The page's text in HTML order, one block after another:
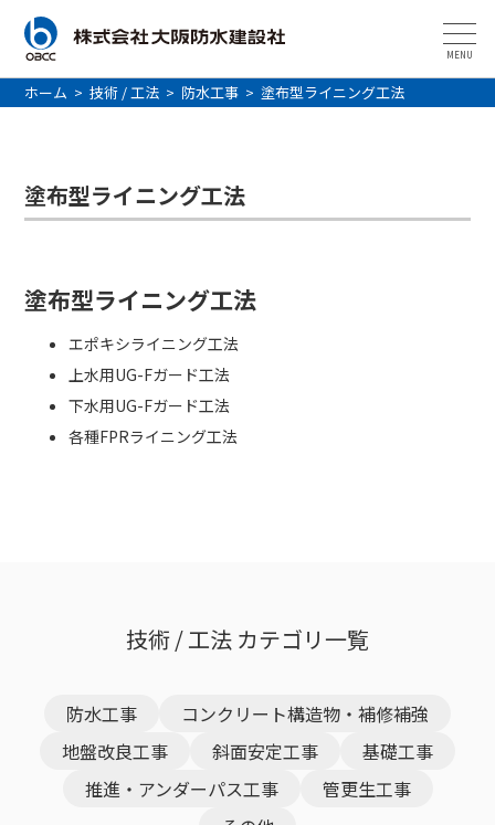
MENU
ホーム >技術 / 工法 > 防水工事 >塗布型ライニング工法
塗布型ライニング工法
塗布型ライニング工法
エポキシライニング工法
上水用UG-Fガード工法
下水用UG-Fガード工法
各種FPRライニング工法
技術 / 工法 カテゴリ一覧
防水工事
コンクリート構造物・補修補強
地盤改良工事
斜面安定工事
基礎工事
推進・アンダーパス工事
管更生工事